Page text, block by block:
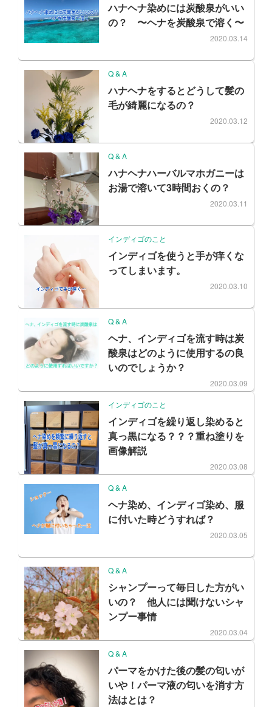
ハナヘナ染めには炭酸泉がいい
の？ 〜ヘナを炭酸泉で溶く〜
2020.03.14
Q & A
ハナヘナをするとどうして髪の
毛が綺麗になるの？
2020.03.12
Q & A
ハナヘナハーバルマホガニーは
お湯で溶いて3時間おくの？
2020.03.11
インディゴのこと
インディゴを使うと手が痒くな
ってしまいます。
2020.03.10
Q & A
ヘナ、インディゴを流す時は炭
酸泉はどのように使用するの良
いのでしょうか？
2020.03.09
インディゴのこと
インディゴを繰り返し染めると
真っ黒になる？？？重ね塗りを
画像解説
2020.03.08
Q & A
ヘナ染め、インディゴ染め、服
に付いた時どうすれば？
2020.03.05
Q & A
シャンプーって毎日した方がい
いの？ 他人には聞けないシャ
ンプー事情
2020.03.04
Q & A
パーマをかけた後の髪の匂いが
いや！パーマ液の匂いを消す方
法はとは？